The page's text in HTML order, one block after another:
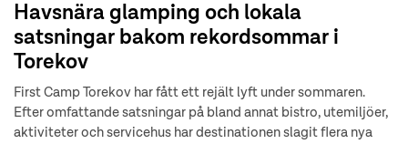
Havsnära glamping och lokala
satsningar bakom rekordsommar i
Torekov
First Camp Torekov har fått ett rejält lyft under sommaren.
Efter omfattande satsningar på bland annat bistro, utemiljöer,
aktiviteter och servicehus har destinationen slagit flera nya